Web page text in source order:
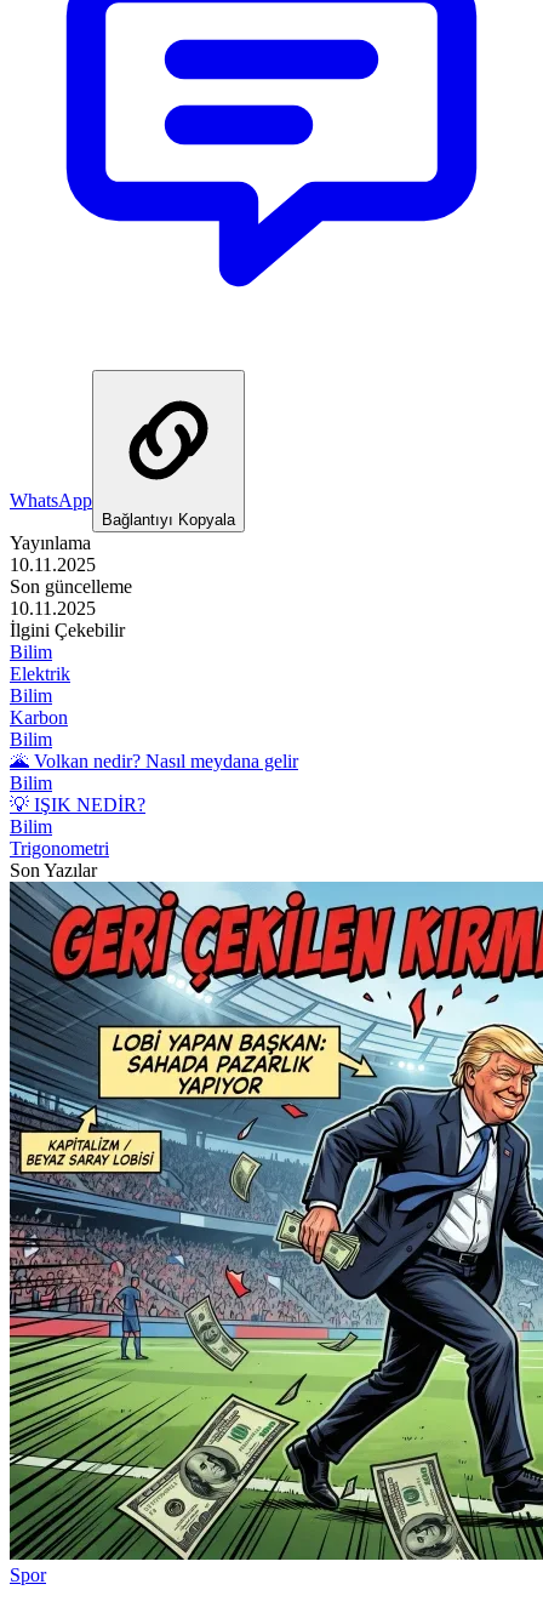
WhatsApp
Bağlantıyı Kopyala
Yayınlama
10.11.2025
Son güncelleme
10.11.2025
İlgini Çekebilir
Bilim
Elektrik
Bilim
Karbon
Bilim
🌋 Volkan nedir? Nasıl meydana gelir
Bilim
💡 IŞIK NEDİR?
Bilim
Trigonometri
Son Yazılar
Spor